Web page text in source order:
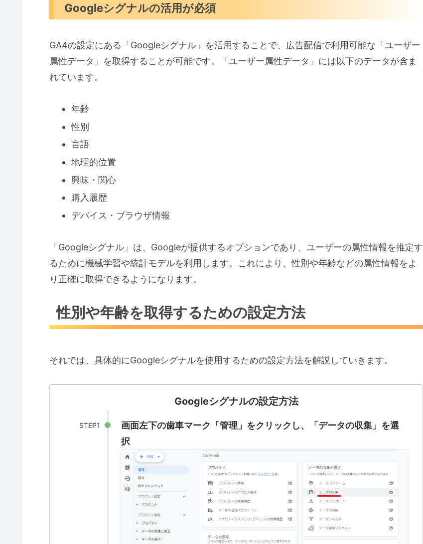
Googleシグナルの活用が必須
GA4の設定にある「Googleシグナル」を活用することで、広告配信で利用可能な「ユーザー
属性データ」を取得することが可能です。「ユーザー属性データ」には以下のデータが含ま
れています。
年齢
性別
言語
地理的位置
興味・関心
購入履歴
デバイス・ブラウザ情報
「Googleシグナル」は、Googleが提供するオプションであり、ユーザーの属性情報を推定す
るために機械学習や統計モデルを利用します。これにより、性別や年齢などの属性情報をよ
り正確に取得できるようになります。
性別や年齢を取得するための設定方法
それでは、具体的にGoogleシグナルを使用するための設定方法を解説していきます。
Googleシグナルの設定方法
STEP1
画面左下の歯車マーク「管理」をクリックし、「データの収集」を選
択